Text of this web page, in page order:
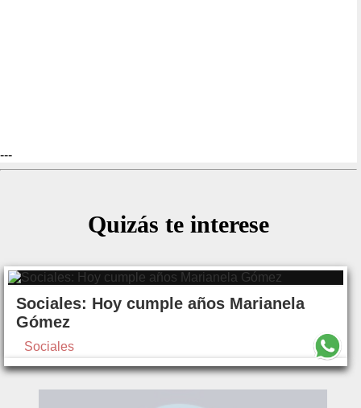
---
Quizás te interese
Sociales: Hoy cumple años Marianela
Gómez
Sociales